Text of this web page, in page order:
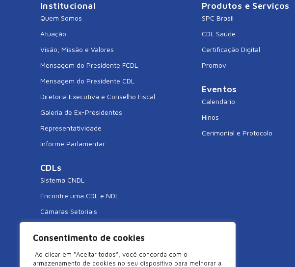
Consentimento de cookies
Ao clicar em “Aceitar todos”, você concorda com o
armazenamento de cookies no seu dispositivo para melhorar a
Institucional
Quem Somos
Atuação
Visão, Missão e Valores
Mensagem do Presidente FCDL
Mensagem do Presidente CDL
Diretoria Executiva e Conselho Fiscal
Galeria de Ex-Presidentes
Representatividade
Informe Parlamentar
CDLs
Sistema CNDL
Encontre uma CDL e NDL
Câmaras Setoriais
CDL Mulher
Produtos e Serviços
SPC Brasil
CDL Saúde
Certificação Digital
Promov
Eventos
Calendário
Hinos
Cerimonial e Protocolo